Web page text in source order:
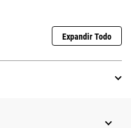
Expandir Todo